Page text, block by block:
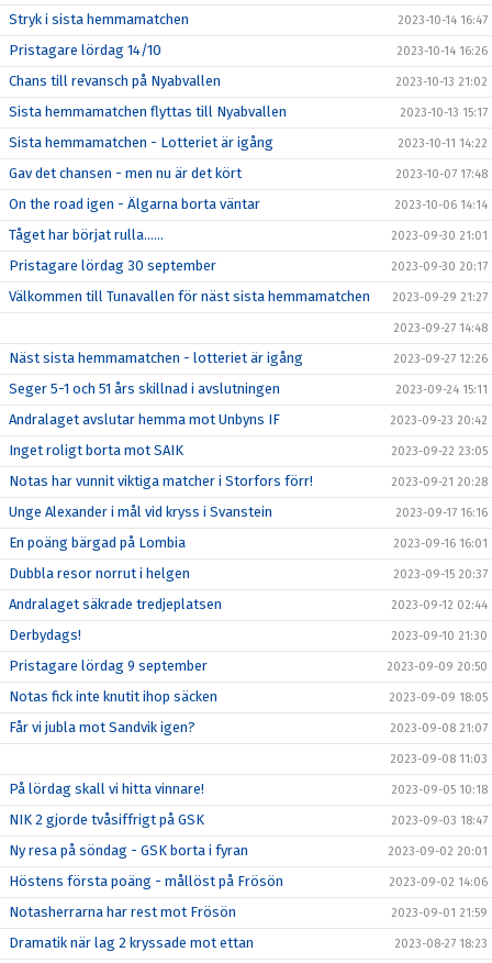
Stryk i sista hemmamatchen 2023-10-14 16:47
Pristagare lördag 14/10 2023-10-14 16:26
Chans till revansch på Nyabvallen 2023-10-13 21:02
Sista hemmamatchen flyttas till Nyabvallen 2023-10-13 15:17
Sista hemmamatchen - Lotteriet är igång 2023-10-11 14:22
Gav det chansen - men nu är det kört 2023-10-07 17:48
On the road igen - Älgarna borta väntar 2023-10-06 14:14
Tåget har börjat rulla…… 2023-09-30 21:01
Pristagare lördag 30 september 2023-09-30 20:17
Välkommen till Tunavallen för näst sista hemmamatchen 2023-09-29 21:27
2023-09-27 14:48
Näst sista hemmamatchen - lotteriet är igång 2023-09-27 12:26
Seger 5-1 och 51 års skillnad i avslutningen 2023-09-24 15:11
Andralaget avslutar hemma mot Unbyns IF 2023-09-23 20:42
Inget roligt borta mot SAIK 2023-09-22 23:05
Notas har vunnit viktiga matcher i Storfors förr! 2023-09-21 20:28
Unge Alexander i mål vid kryss i Svanstein 2023-09-17 16:16
En poäng bärgad på Lombia 2023-09-16 16:01
Dubbla resor norrut i helgen 2023-09-15 20:37
Andralaget säkrade tredjeplatsen 2023-09-12 02:44
Derbydags! 2023-09-10 21:30
Pristagare lördag 9 september 2023-09-09 20:50
Notas fick inte knutit ihop säcken 2023-09-09 18:05
Får vi jubla mot Sandvik igen? 2023-09-08 21:07
2023-09-08 11:03
På lördag skall vi hitta vinnare! 2023-09-05 10:18
NIK 2 gjorde tvåsiffrigt på GSK 2023-09-03 18:47
Ny resa på söndag - GSK borta i fyran 2023-09-02 20:01
Höstens första poäng - mållöst på Frösön 2023-09-02 14:06
Notasherrarna har rest mot Frösön 2023-09-01 21:59
Dramatik när lag 2 kryssade mot ettan 2023-08-27 18:23